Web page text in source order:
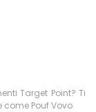
Target Point? Ti
Pouf Vovo.